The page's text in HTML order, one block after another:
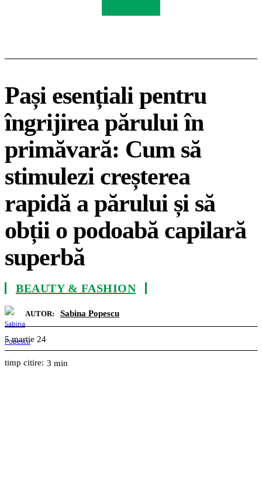
Pași esențiali pentru
îngrijirea părului în
primăvară: Cum să
stimulezi creșterea
rapidă a părului și să
obții o podoabă capilară
superbă
BEAUTY & FASHION
AUTOR: Sabina Popescu
5 martie 24
timp citire: 3 min